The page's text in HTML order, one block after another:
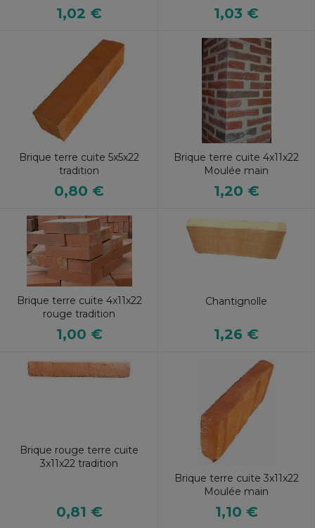
1,02 € 1,03 €
Brique terre cuite 5x5x22
tradition
0,80 €
Brique terre cuite 4x11x22
Moulée main
1,20 €
Brique terre cuite 4x11x22
rouge tradition
1,00 €
Chantignolle
1,26 €
Brique rouge terre cuite
3x11x22 tradition
0,81 €
Brique terre cuite 3x11x22
Moulée main
1,10 €